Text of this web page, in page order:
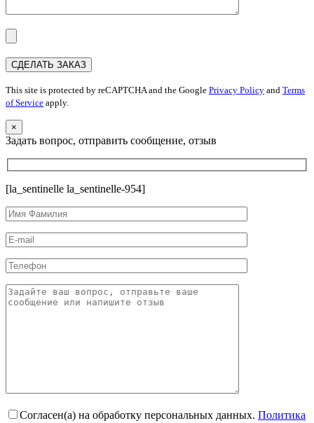
This site is protected by reCAPTCHA and the Google Privacy Policy and Terms
of Service apply.
×
Задать вопрос, отправить сообщение, отзыв
[la_sentinelle la_sentinelle-954]
Согласен(а) на обработку персональных данных. Политика